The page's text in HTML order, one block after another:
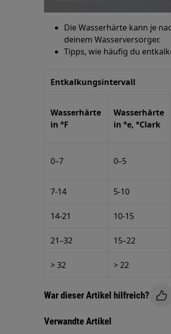
Die Wasserhärte kann je
deinem Wasserversorger.
Tipps, wie häufig du
Entkalkungsintervall
Wasserhärte
in °F
Wasserhärte
in °e, °Clark
0–7 0–5
7-14 5-10
14-21 10-15
21–32 15–22
> 32 > 22
War dieser Artikel hilfreich?
Verwandte Artikel